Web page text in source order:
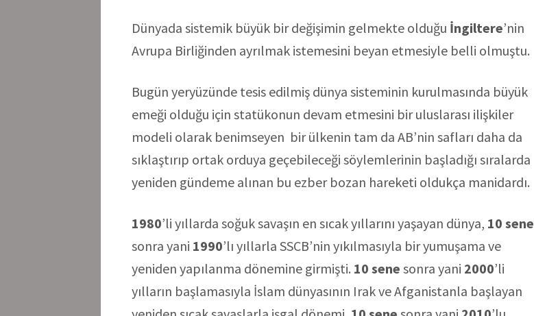
Dünyada sistemik büyük bir değişimin gelmekte olduğu İngiltere’nin
Avrupa Birliğinden ayrılmak istemesini beyan etmesiyle belli olmuştu.
Bugün yeryüzünde tesis edilmiş dünya sisteminin kurulmasında büyük
emeği olduğu için statükonun devam etmesini bir uluslarası ilişkiler
modeli olarak benimseyen bir ülkenin tam da AB’nin safları daha da
sıklaştırıp ortak orduya geçebileceği söylemlerinin başladığı sıralarda
yeniden gündeme alınan bu ezber bozan hareketi oldukça manidardı.
1980’li yıllarda soğuk savaşın en sıcak yıllarını yaşayan dünya, 10 sene
sonra yani 1990’lı yıllarla SSCB’nin yıkılmasıyla bir yumuşama ve
yeniden yapılanma dönemine girmişti. 10 sene sonra yani 2000’li
yılların başlamasıyla İslam dünyasının Irak ve Afganistanla başlayan